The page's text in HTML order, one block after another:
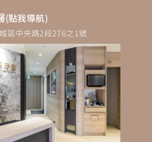
(點我導航)
區中央路2段276之1號